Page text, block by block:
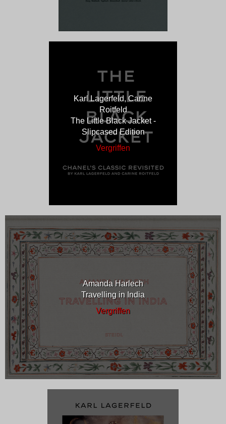
Karl Lagerfeld, Carine
Roitfeld
The Little Black Jacket -
Slipcased Edition
Vergriffen
Amanda Harlech
Travelling in India
Vergriffen